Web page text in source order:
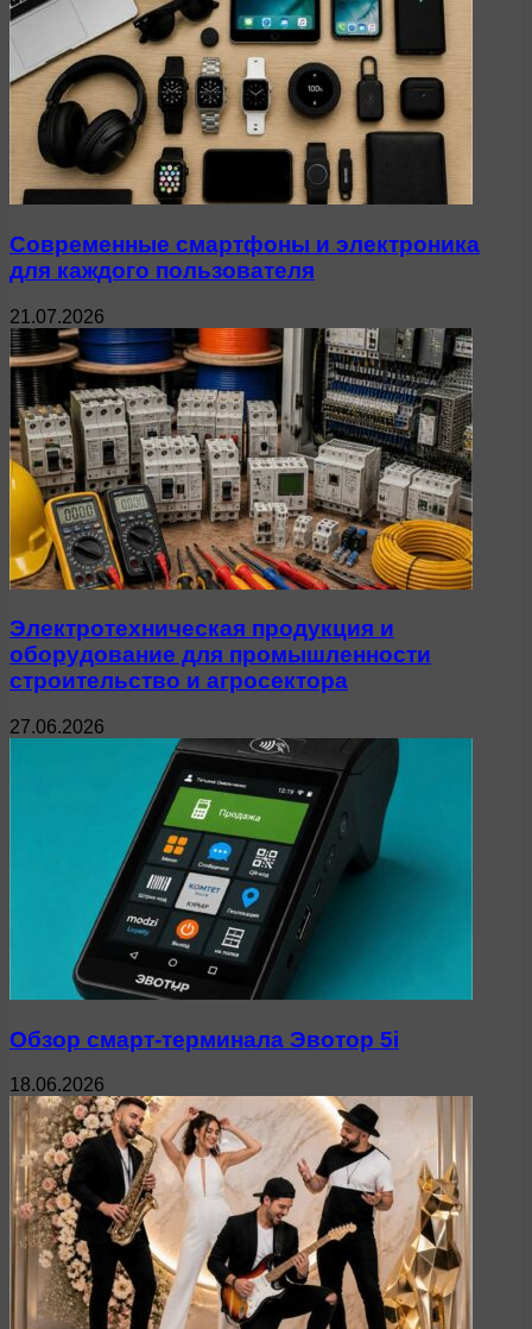
Современные смартфоны и электроника
для каждого пользователя
21.07.2026
Электротехническая продукция и
оборудование для промышленности
строительство и агросектора
27.06.2026
Обзор смарт-терминала Эвотор 5i
18.06.2026